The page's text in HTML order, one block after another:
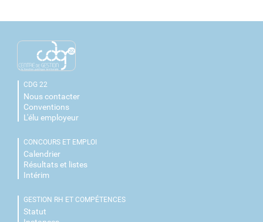
CDG 22
Nous contacter
Conventions
L'élu employeur
CONCOURS ET EMPLOI
Calendrier
Résultats et listes
Intérim
GESTION RH ET COMPÉTENCES
Statut